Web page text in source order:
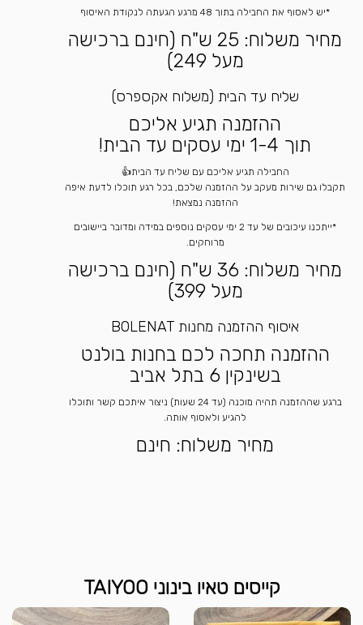
*יש לאסוף את החבילה בתוך 48 מרגע הגעתה לנקודת האיסוף
מחיר משלוח: 25 ש"ח (חינם ברכישה
מעל 249)
שליח עד הבית (משלוח אקספרס)
ההזמנה תגיע אליכם
תוך 1-4 ימי עסקים עד הבית!
החבילה תגיע אליכם עם שליח עד הבית👍
תקבלו גם שירות מעקב על ההזמנה שלכם, בכל רגע תוכלו לדעת איפה
ההזמנה נמצאת!
*ייתכנו עיכובים של עד 2 ימי עסקים נוספים במידה ומדובר ביישובים
מרוחקים.
מחיר משלוח: 36 ש"ח (חינם ברכישה
מעל 399)
איסוף ההזמנה מחנות BOLENAT
ההזמנה תחכה לכם בחנות בולנט
בשינקין 6 בתל אביב
ברגע שההזמנה תהיה מוכנה (עד 24 שעות) ניצור איתכם קשר ותוכלו
להגיע ולאסוף אותה.
מחיר משלוח: חינם
קייסים טאיו בינוני TAIYOO